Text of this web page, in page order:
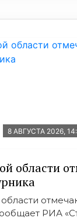
8 АВГУСТА 2026,
области
РИА